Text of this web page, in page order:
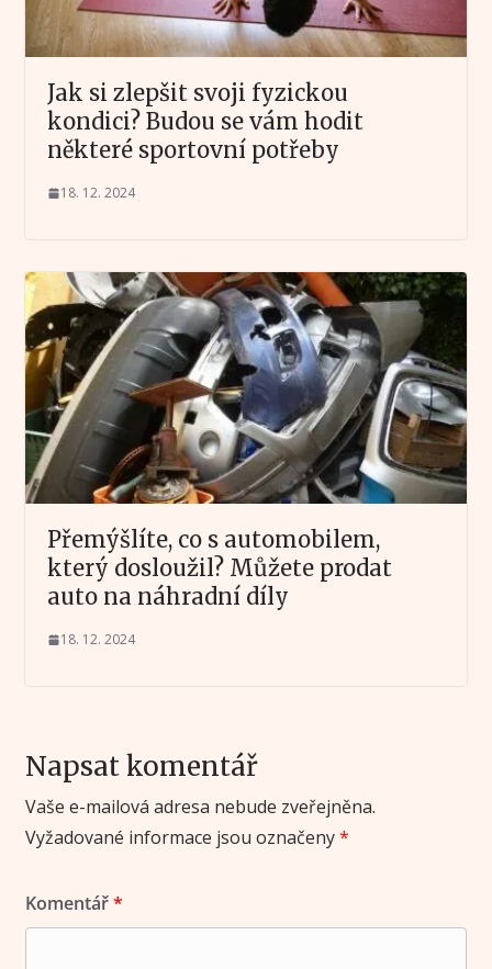
Jak si zlepšit svoji fyzickou
kondici? Budou se vám hodit
některé sportovní potřeby
18. 12. 2024
Přemýšlíte, co s automobilem,
který dosloužil? Můžete prodat
auto na náhradní díly
18. 12. 2024
Napsat komentář
Vaše e-mailová adresa nebude zveřejněna.
Vyžadované informace jsou označeny*
Komentář*